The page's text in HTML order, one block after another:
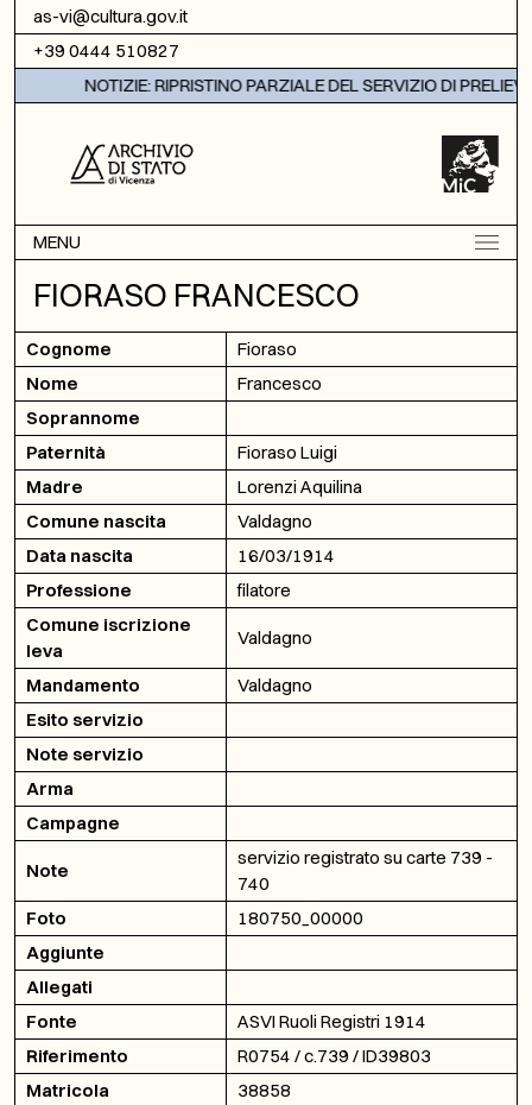
Vai al contenuto
as-vi@cultura.gov.it
+39 0444 510827
NOTIZIE: RIPRISTINO PARZIALE DEL SERVIZIO DI
MENU
FIORASO FRANCESCO
Cognome
Fioraso
Nome
Francesco
Soprannome
Paternità
Fioraso Luigi
Madre
Lorenzi Aquilina
Comune nascita
Valdagno
Data nascita
16/03/1914
Professione
filatore
Comune iscrizione
leva
Valdagno
Mandamento
Valdagno
Esito servizio
Note servizio
Arma
Campagne
Note
servizio registrato su carte 739 -
740
Foto
180750_00000
Aggiunte
Allegati
Fonte
ASVI Ruoli Registri 1914
Riferimento
R0754 / c.739 / ID39803
Matricola
38858